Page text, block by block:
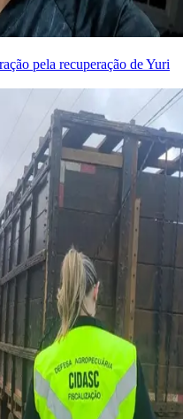
pela recuperação de Yuri